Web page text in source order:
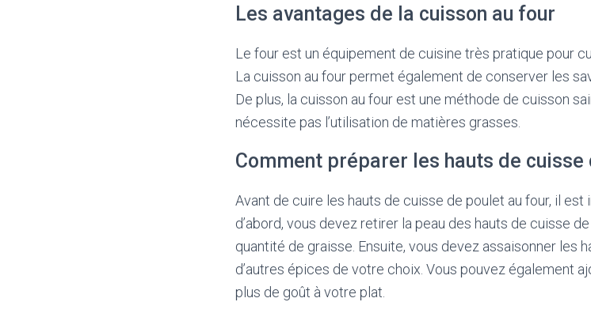
Les avantages de la cuisson au four
Le four est un équipement de cuisine très pratique pour
La cuisson au four permet également de conserver les
De plus, la cuisson au four est une méthode de cuisson
nécessite pas l’utilisation de matières grasses.
Comment préparer les hauts de cuisse
Avant de cuire les hauts de cuisse de poulet au four, il
d’abord, vous devez retirer la peau des hauts de cuisse
quantité de graisse. Ensuite, vous devez assaisonner les
d’autres épices de votre choix. Vous pouvez également
plus de goût à votre plat.